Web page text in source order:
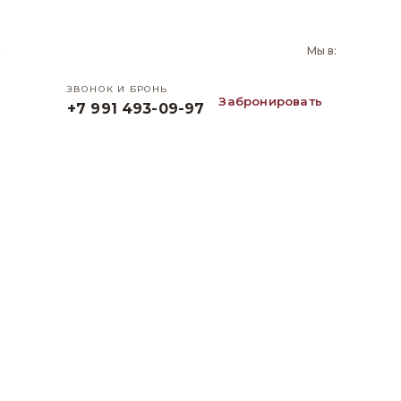
Мы в:
ЗВОНОК И БРОНЬ
+7 991 493-09-97 Забронировать